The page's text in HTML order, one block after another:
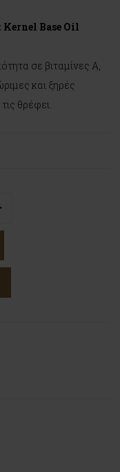
Kernel Base Oil
σε βιταμίνες Α,
και ξηρές
θρέφει.